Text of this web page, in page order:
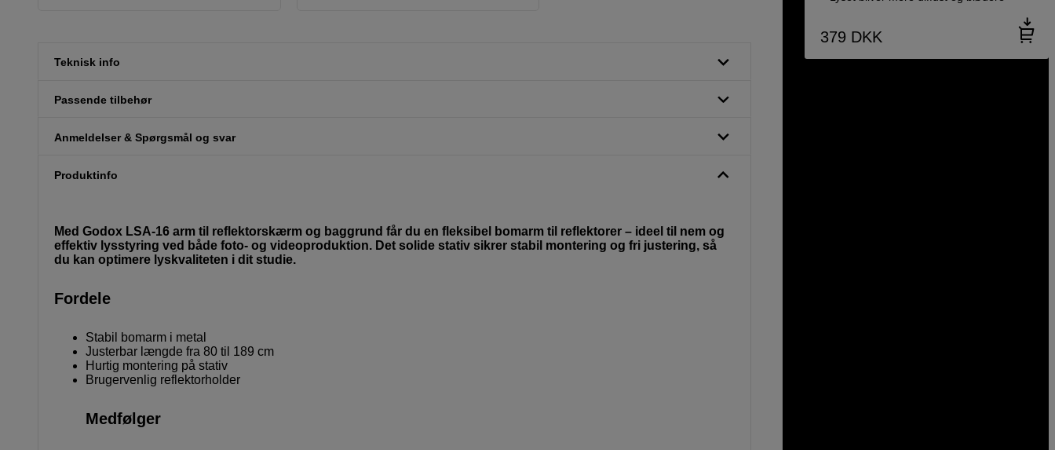
Teknisk info
Passende tilbehør
Anmeldelser & Spørgsmål og svar
Produktinfo
Med Godox LSA-16 arm til reflektorskærm og baggrund får du en fleksibel bomarm til reflektorer – ideel til nem og
effektiv lysstyring ved både foto- og videoproduktion. Det solide stativ sikrer stabil montering og fri justering, så
du kan optimere lyskvaliteten i dit studie.
Fordele
Stabil bomarm i metal
Justerbar længde fra 80 til 189 cm
Hurtig montering på stativ
Brugervenlig reflektorholder
Medfølger
379 DKK